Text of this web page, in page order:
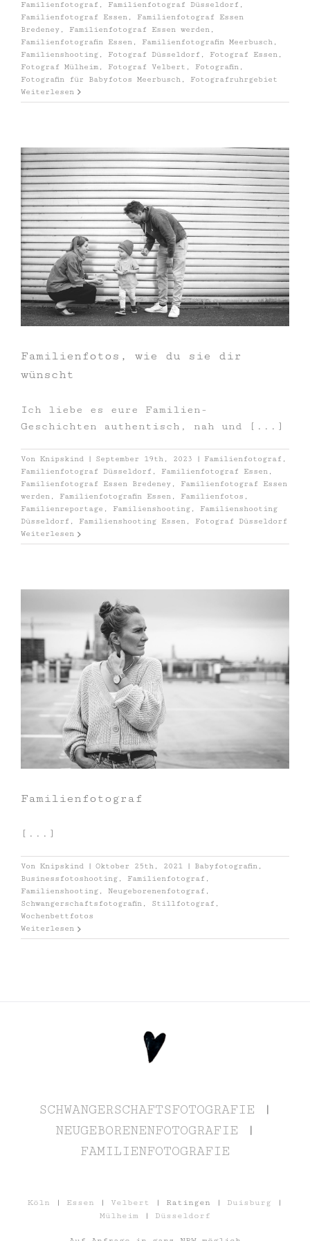
Familienfotograf Familienfotograf Düsseldorf
Familienfotograf Essen
Familienfotograf Essen
Bredeney
Familienfotograf Essen werden
Familienfotografin Essen
Familienfotografin Meerbusch
Familienshooting
Fotograf Düsseldorf Fotograf Essen
Fotograf Mülheim
Fotograf Velbert Fotografin
Fotografin für Babyfotos Meerbusch
Fotografruhrgebiet
Weiterlesen
Familienfotos, wie du sie dir
wünscht
Ich liebe es eure Familien-
Geschichten authentisch, nah und [...]
Von Knipskind | September 19th, 2023 | Familienfotograf ,
Familienfotograf Düsseldorf , Familienfotograf Essen ,
Familienfotograf Essen Bredeney , Familienfotograf Essen
werden , Familienfotografin Essen , Familienfotos ,
Familienreportage , Familienshooting , Familienshooting
Düsseldorf , Familienshooting Essen , Fotograf Düsseldorf
Weiterlesen
Familienfotograf
[...]
Von Knipskind | Oktober 25th, 2021 | Babyfotografin ,
Businessfotoshooting , Familienfotograf ,
Familienshooting , Neugeborenenfotograf ,
Schwangerschaftsfotografin , Stillfotograf ,
Wochenbettfotos
Weiterlesen
SCHWANGERSCHAFTSFOTOGRAFIE |
NEUGEBORENENFOTOGRAFIE |
FAMILIENFOTOGRAFIE
Köln | Essen | Velbert | Ratingen | Duisburg |
Mülheim | Düsseldorf